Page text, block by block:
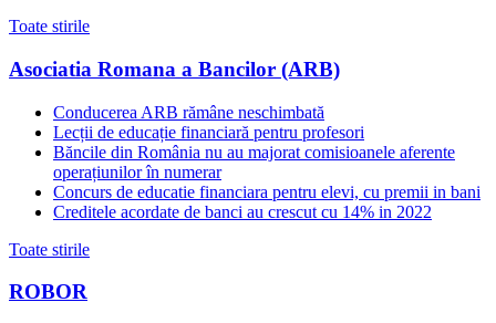
Toate stirile
Asociatia Romana a Bancilor (ARB)
Conducerea ARB rămâne neschimbată
Lecții de educație financiară pentru profesori
Băncile din România nu au majorat comisioanele aferente
operațiunilor în numerar
Concurs de educatie financiara pentru elevi, cu premii in bani
Creditele acordate de banci au crescut cu 14% in 2022
Toate stirile
ROBOR